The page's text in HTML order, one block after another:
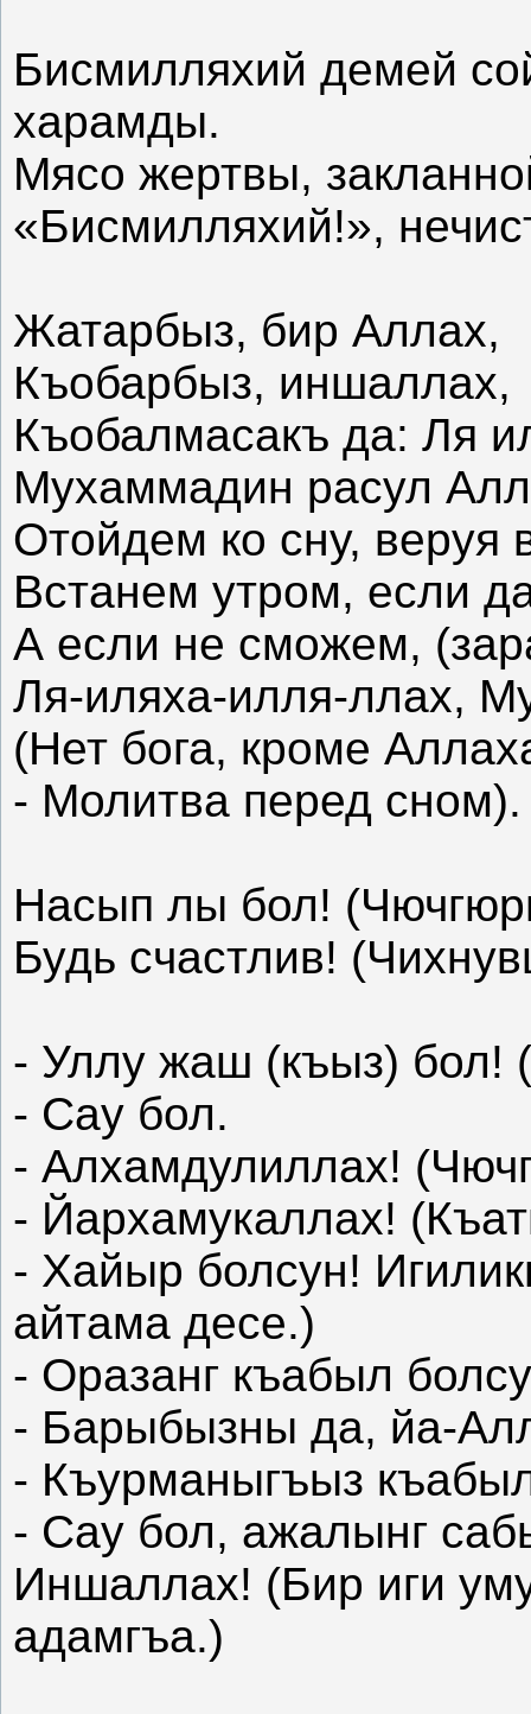
Бисмилляхий демей
харамды.
Мясо жертвы,
«Бисмилляхий!»,
Жатарбыз, бир Аллах,
Къобарбыз, иншаллах,
Къобалмасакъ да: Ля
Мухаммадин расул
Отойдем ко сну, веруя
Встанем утром, если
А если не сможем,
Ля-иляха-илля-ллах,
(Нет бога, кроме
- Молитва перед сном).
Насып лы бол!
Будь счастлив!
- Уллу жаш (къыз) бол!
- Сау бол.
- Алхамдулиллах!
- Йархамукаллах!
- Хайыр болсун!
айтама десе.)
- Оразанг къабыл
- Барыбызны да, йа-
- Къурманыгъыз
- Сау бол, ажалынг
Иншаллах! (Бир иги
адамгъа.)